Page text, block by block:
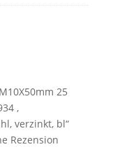
25
,
verzinkt, bl“
Rezension